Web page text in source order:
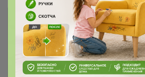
РАСПРОДАЖА
Футболки, рубашки, поло, толстовки
Джинсы женские